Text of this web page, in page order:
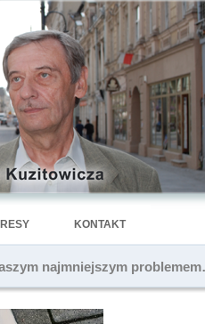
KONTAKT
najmniejszym